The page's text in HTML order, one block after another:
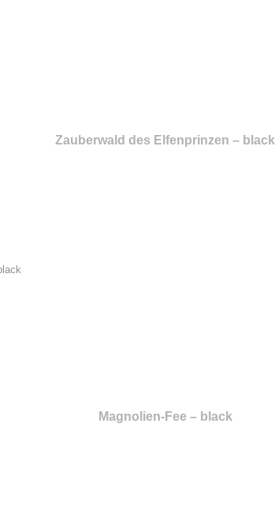
Zauberwald des Elfenprinzen – black
Magnolien-Fee – black